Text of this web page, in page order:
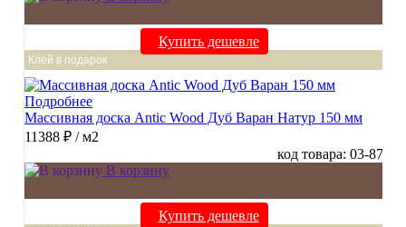
Купить дешевле
Клей в подарок
Подробнее
Массивная доска Antic Wood Дуб Варан Натур 150 мм
11388 ₽ / м2
код товара: 03-87
В корзину
Купить дешевле